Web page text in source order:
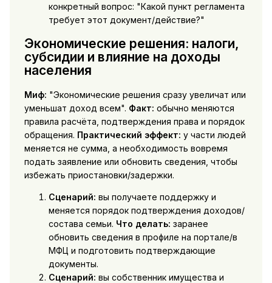
конкретный вопрос: "Какой пункт регламента
требует этот документ/действие?"
Экономические решения: налоги,
субсидии и влияние на доходы
населения
Миф: "Экономические решения сразу увеличат или
уменьшат доход всем". Факт: обычно меняются
правила расчёта, подтверждения права и порядок
обращения. Практический эффект: у части людей
меняется не сумма, а необходимость вовремя
подать заявление или обновить сведения, чтобы
избежать приостановки/задержки.
Сценарий: вы получаете поддержку и
меняется порядок подтверждения доходов/
состава семьи. Что делать: заранее
обновить сведения в профиле на портале/в
МФЦ и подготовить подтверждающие
документы.
Сценарий: вы собственник имущества и